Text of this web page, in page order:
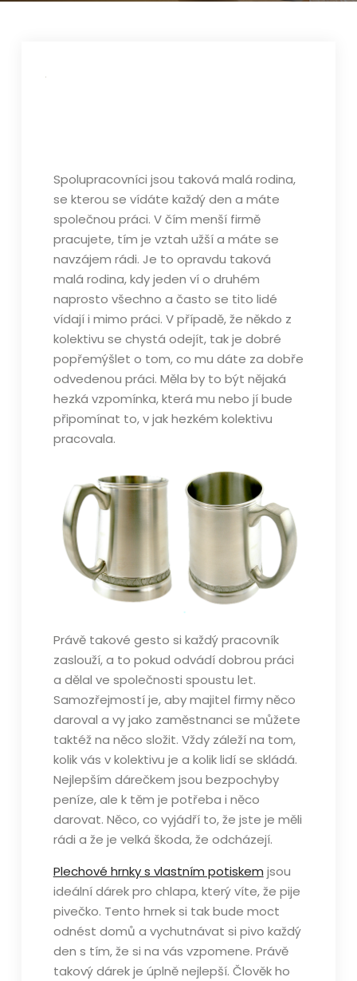
Spolupracovníci jsou taková malá rodina,
se kterou se vídáte každý den a máte
společnou práci. V čím menší firmě
pracujete, tím je vztah užší a máte se
navzájem rádi. Je to opravdu taková
malá rodina, kdy jeden ví o druhém
naprosto všechno a často se tito lidé
vídají i mimo práci. V případě, že někdo z
kolektivu se chystá odejít, tak je dobré
popřemýšlet o tom, co mu dáte za dobře
odvedenou práci. Měla by to být nějaká
hezká vzpomínka, která mu nebo jí bude
připomínat to, v jak hezkém kolektivu
pracovala.
Právě takové gesto si každý pracovník
zaslouží, a to pokud odvádí dobrou práci
a dělal ve společnosti spoustu let.
Samozřejmostí je, aby majitel firmy něco
daroval a vy jako zaměstnanci se můžete
taktéž na něco složit. Vždy záleží na tom,
kolik vás v kolektivu je a kolik lidí se skládá.
Nejlepším dárečkem jsou bezpochyby
peníze, ale k těm je potřeba i něco
darovat. Něco, co vyjádří to, že jste je měli
rádi a že je velká škoda, že odcházejí.
Plechové hrnky s vlastním potiskem jsou
ideální dárek pro chlapa, který víte, že pije
pivečko. Tento hrnek si tak bude moct
odnést domů a vychutnávat si pivo každý
den s tím, že si na vás vzpomene. Právě
takový dárek je úplně nejlepší. Člověk ho